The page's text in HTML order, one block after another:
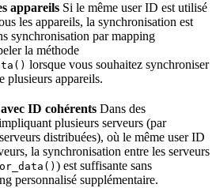
appareils Si le même user ID est utilisé
les appareils, la synchronisation est
synchronisation par mapping
la méthode
lorsque vous souhaitez synchroniser
plusieurs appareils.
ID cohérents Dans des
plusieurs serveurs (par
distribuées), où le même user ID
la synchronisation entre les serveurs
) est suffisante sans
personnalisé supplémentaire.